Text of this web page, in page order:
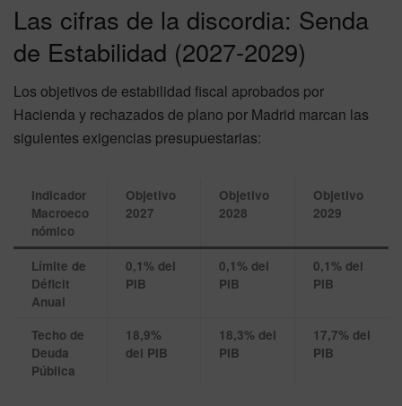
Las cifras de la discordia: Senda
de Estabilidad (2027-2029)
Los objetivos de estabilidad fiscal aprobados por
Hacienda y rechazados de plano por Madrid marcan las
siguientes exigencias presupuestarias:
Indicador
Macroeco
nómico
Objetivo
2027
Objetivo
2028
Objetivo
2029
Límite de
Déficit
Anual
0,1% del
PIB
0,1% del
PIB
0,1% del
PIB
Techo de
Deuda
Pública
18,9%
del PIB
18,3% del
PIB
17,7% del
PIB